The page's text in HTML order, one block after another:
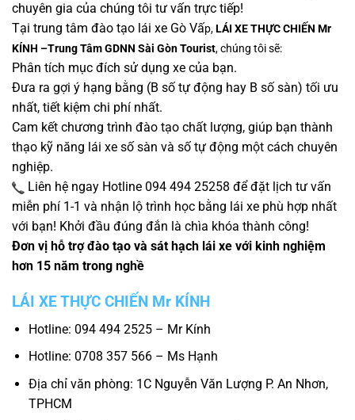
chuyên gia của chúng tôi tư vấn trực tiếp!
Tại trung tâm đào tạo lái xe Gò Vấp,LÁI XE THỰC CHIẾN Mr
KÍNH –Trung Tâm GDNN Sài Gòn Tourist, chúng tôi sẽ:
Phân tích mục đích sử dụng xe của bạn.
Đưa ra gợi ý hạng bằng (B số tự động hay B số sàn) tối ưu
nhất, tiết kiệm chi phí nhất.
Cam kết chương trình đào tạo chất lượng, giúp bạn thành
thạo kỹ năng lái xe số sàn và số tự động một cách chuyên
nghiệp.
Liên hệ ngay Hotline 094 494 25258 để đặt lịch tư vấn
miễn phí 1-1 và nhận lộ trình học bằng lái xe phù hợp nhất
với bạn! Khởi đầu đúng đắn là chìa khóa thành công!
Đơn vị hỗ trợ đào tạo và sát hạch lái xe với kinh nghiệm
hơn 15 năm trong nghề
LÁI XE THỰC CHIẾN Mr KÍNH
Hotline: 094 494 2525 – Mr Kính
Hotline: 0708 357 566 – Ms Hạnh
Địa chỉ văn phòng: 1C Nguyễn Văn Lượng P. An Nhơn,
TPHCM